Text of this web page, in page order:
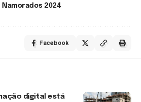
Namorados 2024
Facebook
digital está